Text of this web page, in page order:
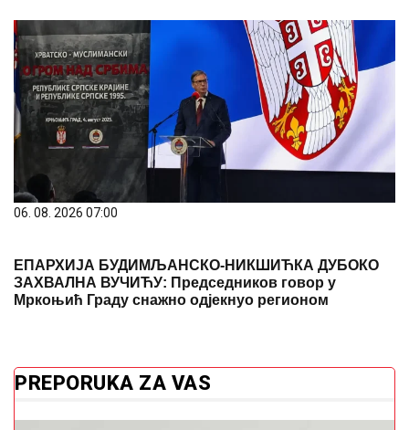
06. 08. 2026 07:00
ЕПАРХИЈА БУДИМЉАНСКО-НИКШИЋКА ДУБОКО
ЗАХВАЛНА ВУЧИЋУ: Председников говор у
Мркоњић Граду снажно одјекнуо регионом
PREPORUKA ZA VAS